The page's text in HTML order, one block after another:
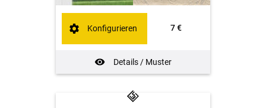
7 €
Details / Muster
Konfigurieren